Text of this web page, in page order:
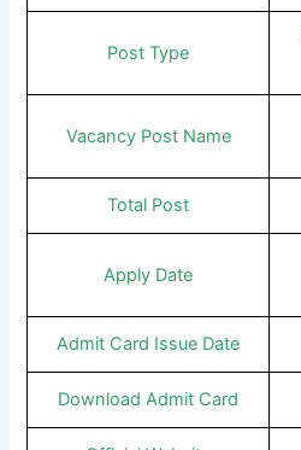
Post Type
Vacancy Post Name
Total Post
Apply Date
Admit Card Issue Date
Download Admit Card